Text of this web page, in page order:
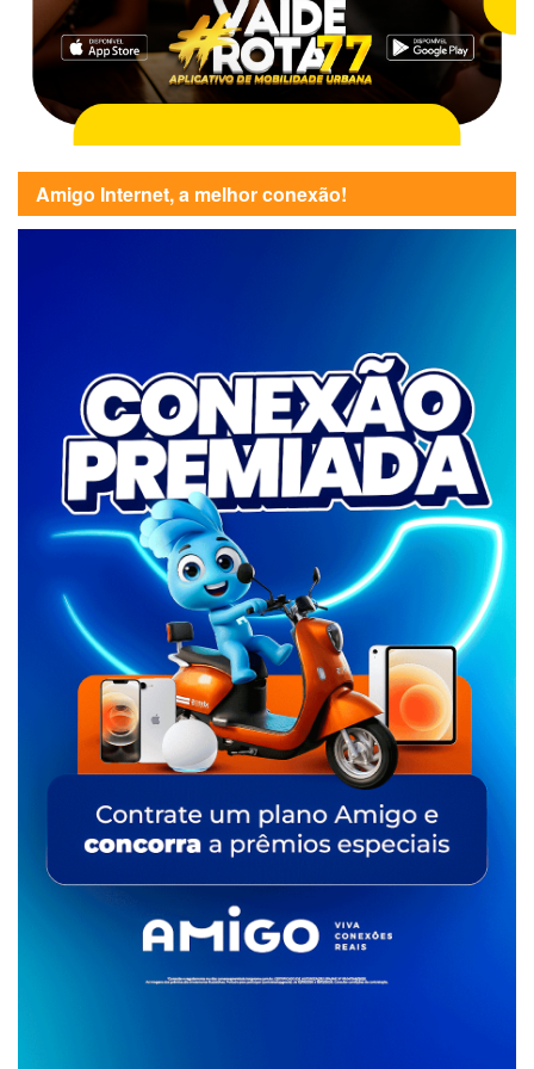
Amigo Internet, a melhor conexão!